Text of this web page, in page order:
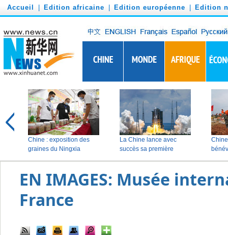
Accueil Edition africaine Edition européenne Edition
EN IMAGES: Musée
France